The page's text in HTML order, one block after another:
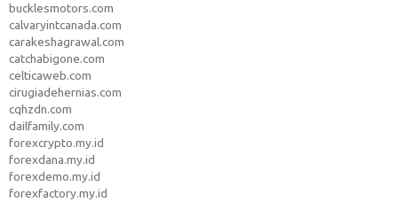
bucklesmotors.com
calvaryintcanada.com
carakeshagrawal.com
catchabigone.com
celticaweb.com
cirugiadehernias.com
cqhzdn.com
dailfamily.com
forexcrypto.my.id
forexdana.my.id
forexdemo.my.id
forexfactory.my.id